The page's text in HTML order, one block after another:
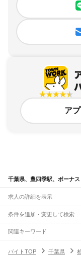
ア
千葉県、豊四季駅、ボーナ
求人の詳細を表示
条件を追加・変更して検索
市区町村を追加・変更
千葉県すべて
駅を追加・変更
関連キーワード
バイトTOP
千葉県